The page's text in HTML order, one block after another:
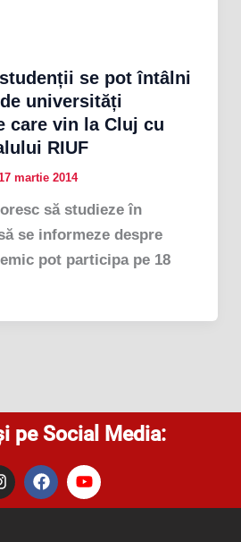
se pot întâlni
universități
care vin la Cluj cu
RIUF
martie 2014
să studieze în
se informeze despre
pot participa pe 18
pe Social Media:
F
a
c
Y
o
u